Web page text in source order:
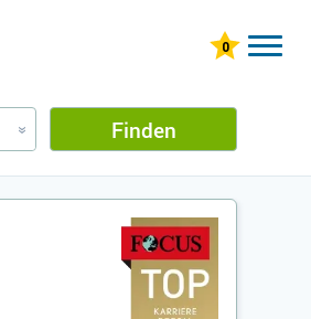
» Finden